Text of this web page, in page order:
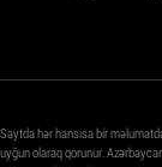
Saytda hər hansısa bir
uyğun olaraq qorunur.